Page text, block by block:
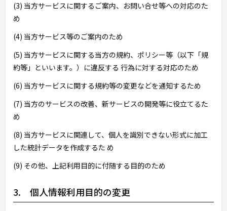
(3) 当方サービスに関するご案内、お問い合せ等への対応のた
め
(4) 当方サービス等のご案内のため
(5) 当方サービスに関する当方の規約、ポリシー等（以下「規
約等」といいます。）に違反する 行為に対する対応のため
(6) 当方サービスに関する規約等の変更などを通知するため
(7) 当方のサービスの改善、新サービスの開発等に役立てるた
め
(8) 当方サービスに関連して、個人を識別できない形式に加工
した統計データを作成するた め
(9) その他、上記利用目的に付随する目的のため
3. 個人情報利用目的の変更